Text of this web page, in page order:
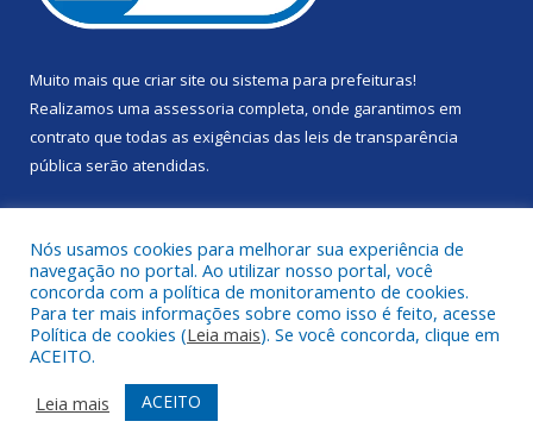
Muito mais que criar site ou sistema para prefeituras!
Realizamos uma assessoria completa, onde garantimos em
contrato que todas as exigências das leis de transparência
pública serão atendidas.
Todos os direitos reservados a Câmara Municipal de Portel.
Mapa do Site
Acessar Área Administrativa
Acessar Webmail
Nós usamos cookies para melhorar sua experiência de
navegação no portal. Ao utilizar nosso portal, você
concorda com a política de monitoramento de cookies.
Para ter mais informações sobre como isso é feito, acesse
Política de cookies (Leia mais). Se você concorda, clique em
ACEITO.
Leia mais
ACEITO